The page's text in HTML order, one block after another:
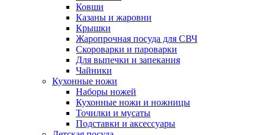
Ковши
Казаны и жаровни
Крышки
Жаропрочная посуда для СВЧ
Скороварки и пароварки
Для выпечки и запекания
Чайники
Кухонные ножи
Наборы ножей
Кухонные ножи и ножницы
Точилки и мусаты
Подставки и аксессуары